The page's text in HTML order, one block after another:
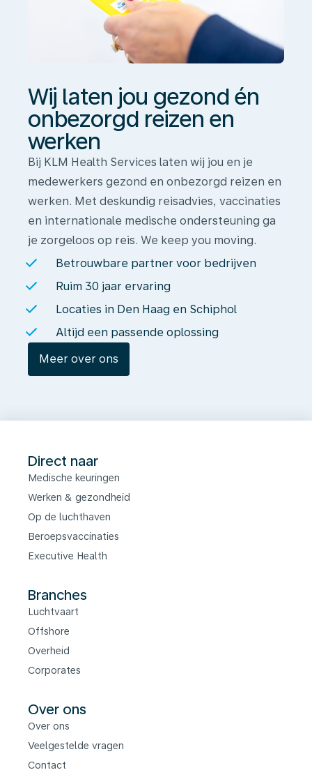
Wij laten jou gezond én
onbezorgd reizen en
werken
Bij KLM Health Services laten wij jou en je
medewerkers gezond en onbezorgd reizen en
werken. Met deskundig reisadvies, vaccinaties
en internationale medische ondersteuning ga
je zorgeloos op reis. We keep you moving.
Betrouwbare partner voor bedrijven
Ruim 30 jaar ervaring
Locaties in Den Haag en Schiphol
Altijd een passende oplossing
Meer over ons
Direct naar
Medische keuringen
Werken & gezondheid
Op de luchthaven
Beroepsvaccinaties
Executive Health
Branches
Luchtvaart
Offshore
Overheid
Corporates
Over ons
Over ons
Veelgestelde vragen
Contact